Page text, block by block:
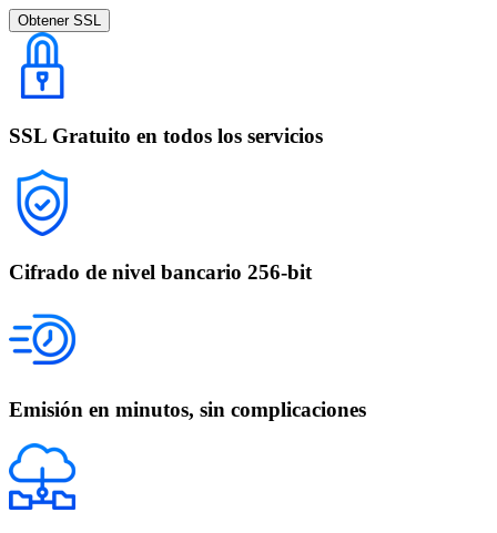
Obtener SSL
SSL Gratuito en todos los servicios
Cifrado de nivel bancario 256-bit
Emisión en minutos, sin complicaciones